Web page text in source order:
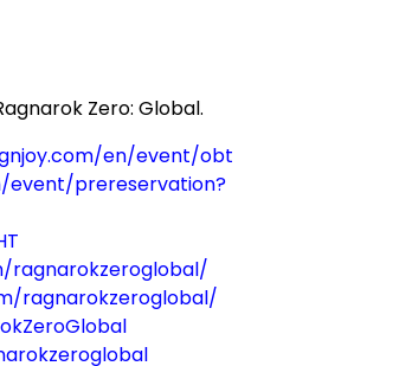
Zero: Global.
en/event/obt
event/prereservation?
ragnarokzeroglobal/
ragnarokzeroglobal/